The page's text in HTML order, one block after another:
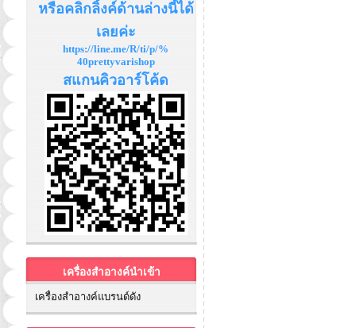
หรือคลิกลิ้งค์ด้านล่างนี้ได้
เลยค่ะ
https://line.me/R/ti/p/%
40prettyvarishop
สแกนคิวอาร์โค้ด
เครื่องสำอางค์นำเข้า
เครื่องสำอางค์แบรนด์ดัง